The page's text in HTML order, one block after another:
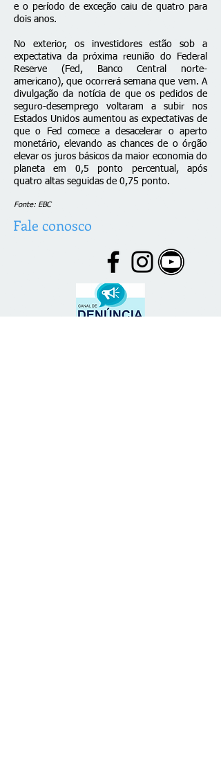
e o período de exceção caiu de quatro para
dois anos.
No exterior, os investidores estão sob a
expectativa da próxima reunião do Federal
Reserve (Fed, Banco Central norte-
americano), que ocorrerá semana que vem. A
divulgação da notícia de que os pedidos de
seguro-desemprego voltaram a subir nos
Estados Unidos aumentou as expectativas de
que o Fed comece a desacelerar o aperto
monetário, elevando as chances de o órgão
elevar os juros básicos da maior economia do
planeta em 0,5 ponto percentual, após
quatro altas seguidas de 0,75 ponto.
Fonte: EBC
Fale conosco